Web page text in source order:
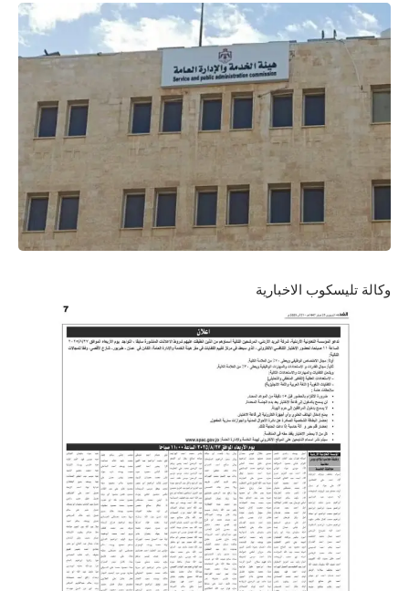
وكالة تليسكوب الاخبارية